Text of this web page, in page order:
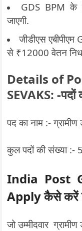
GDS BPM के
जाएगी.
जीडीएस
से ₹12000 वेतन
Details of
SEVAKS: -पदों
पद का नाम :-
कुल पदों की संख्या :-
India Post
Apply कैसे करें
जो उम्मीदवार